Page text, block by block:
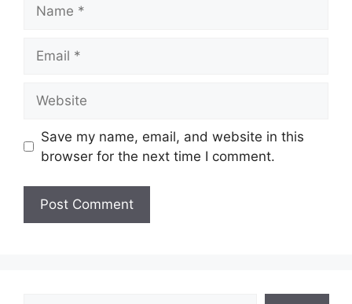
Save my name, email, and website in this
browser for the next time I comment.